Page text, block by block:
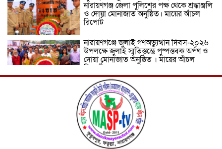
নারায়ণগঞ্জ জেলা পুলিশের পক্ষ থেকে শ্রদ্ধাঞ্জলি
ও দোয়া মোনাজাত অনুষ্ঠিত। মায়ের আঁচল
রিপোর্ট
নারায়ণগঞ্জে জুলাই গণঅভ্যুত্থান দিবস-২০২৬
উপলক্ষে জুলাই স্মৃতিস্তম্ভে পুষ্পস্তবক অর্পণ ও
দোয়া মোনাজাত অনুষ্ঠিত । মায়ের আঁচল
রিপোর্ট
ICJ Global Media Group LLC and
SAARC Journalist Forum Sign
Strategic MoU to Strengthen Global
Journalism Cooperation/ आईसीजे
ग्लोबल मीडिया ग्रुप एलएलसी और सार्क
पत्रकार फोरम वैश्विक पत्रकारिता सहयोग को मजबूत करने के लिए
रणनीतिक समझौता ज्ञापन पर हस्ताक्षर करते हैं